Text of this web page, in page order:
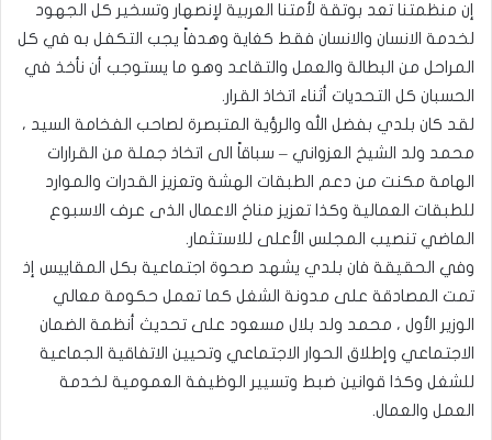
إن منظمتنا تعد بوتقة لأمتنا العربية لإنصهار وتسخير كل الجهود
لخدمة الانسان والانسان فقط كغاية وهدفاً يجب التكفل به في كل
المراحل من البطالة والعمل والتقاعد وهو ما يستوجب أن نأخذ في
الحسبان كل التحديات أثناء اتخاذ القرار.
لقد كان بلدي بفضل الله والرؤية المتبصرة لصاحب الفخامة السيد ،
محمد ولد الشيخ العزواني – سباقاً الى اتخاذ جملة من القرارات
الهامة مكنت من دعم الطبقات الهشة وتعزيز القدرات والموارد
للطبقات العمالية وكذا تعزيز مناخ الاعمال الذى عرف الاسبوع
الماضي تنصيب المجلس الأعلى للاستثمار.
وفي الحقيقة فان بلدي يشهد صحوة اجتماعية بكل المقاييس إذ
تمت المصادقة على مدونة الشغل كما تعمل حكومة معالي
الوزير الأول ، محمد ولد بلال مسعود على تحديث أنظمة الضمان
الاجتماعي وإطلاق الحوار الاجتماعي وتحيين الاتفاقية الجماعية
للشغل وكذا قوانين ضبط وتسيير الوظيفة العمومية لخدمة
العمل والعمال.